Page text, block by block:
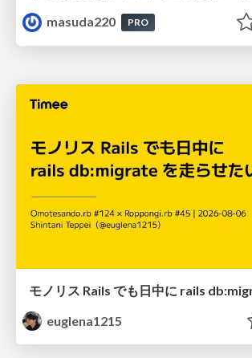
masuda220
PRO
euglena1215